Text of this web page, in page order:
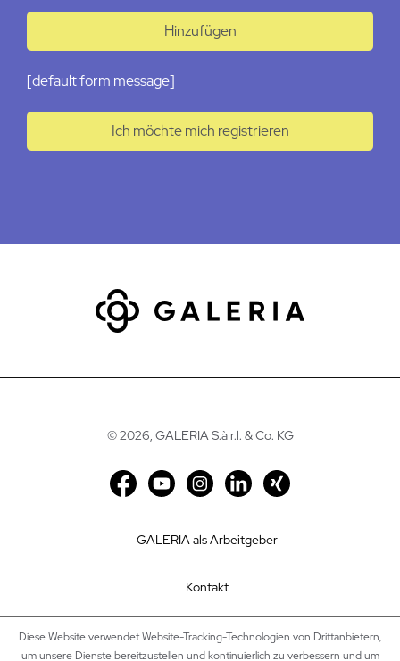
Hinzufügen
[default form message]
Ich möchte mich registrieren
©2026, GALERIA S.à r.l. & Co. KG
GALERIA als Arbeitgeber
Kontakt
Impressum
Diese Website verwendet Website-Tracking-Technologien von Drittanbietern,
um unsere Dienste bereitzustellen und kontinuierlich zu verbessern und um